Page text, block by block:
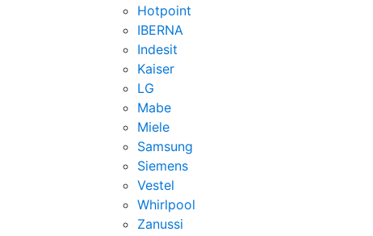
Hotpoint
IBERNA
Indesit
Kaiser
LG
Mabe
Miele
Samsung
Siemens
Vestel
Whirlpool
Zanussi